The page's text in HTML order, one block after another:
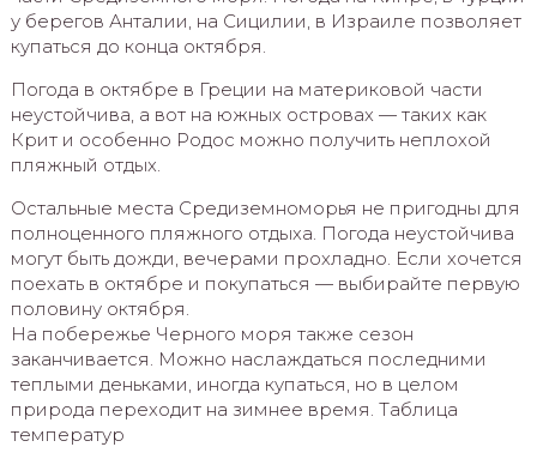
у берегов Анталии, на Сицилии, в Израиле позволяет
купаться до конца октября.
Погода в октябре в Греции на материковой части
неустойчива, а вот на южных островах — таких как
Крит и особенно Родос можно получить неплохой
пляжный отдых.
Остальные места Средиземноморья не пригодны для
полноценного пляжного отдыха. Погода неустойчива
могут быть дожди, вечерами прохладно. Если хочется
поехать в октябре и покупаться — выбирайте первую
половину октября.
На побережье Черного моря также сезон
заканчивается. Можно наслаждаться последними
теплыми деньками, иногда купаться, но в целом
природа переходит на зимнее время. Таблица
температур